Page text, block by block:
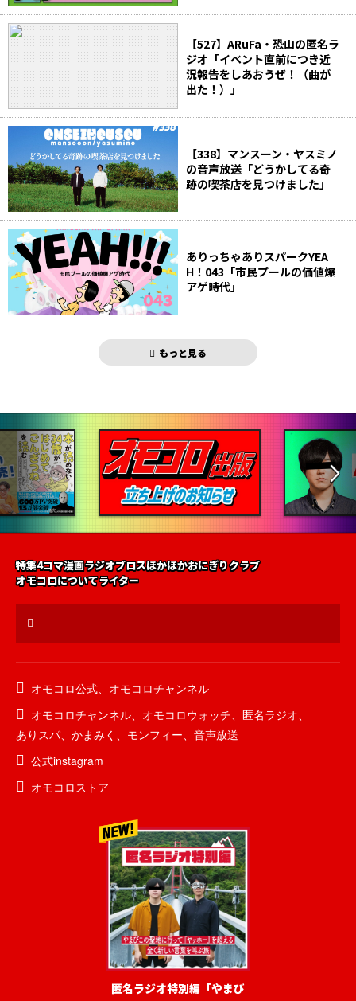
【527】ARuFa・恐山の匿名ラ
ジオ「イベント直前につき近
況報告をしあおうぜ！（曲が
出た！）」
【338】マンスーン・ヤスミノ
の音声放送「どうかしてる奇
跡の喫茶店を見つけました」
ありっちゃありスパークYEA
H！043「市民プールの価値爆
アゲ時代」
もっと見る
特集4コマ漫画ラジオブロスほかほかおにぎりクラブ
オモコロについてライター
オモコロ公式
オモコロチャンネル
オモコロチャンネル
オモコロウォッチ 匿名ラジオ
ありスパ
かまみく モンフィー
音声放送
公式instagram
オモコロストア
匿名ラジオ特別編「やまび